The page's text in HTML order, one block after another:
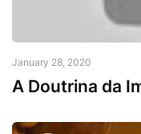
January 28, 2020
A Doutrina da